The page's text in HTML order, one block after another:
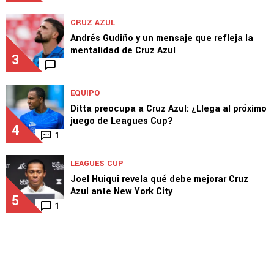
3
CRUZ AZUL
Andrés Gudiño y un mensaje que refleja la
mentalidad de Cruz Azul
4 1
EQUIPO
Ditta preocupa a Cruz Azul: ¿Llega al próximo
juego de Leagues Cup?
5 1
LEAGUES CUP
Joel Huiqui revela qué debe mejorar Cruz
Azul ante New York City